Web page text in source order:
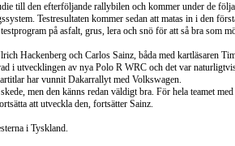
till den efterföljande rallybilen och kommer under de
Testresultaten kommer sedan att matas in i den
på asfalt, grus, lera och snö för att så bra som
Hackenberg och Carlos Sainz, båda med kartläsaren
i utvecklingen av nya Polo R WRC och det var
har vunnit Dakarrallyt med Volkswagen.
men den känns redan väldigt bra. För hela teamet
att utveckla den, fortsätter Sainz.
i Tyskland.